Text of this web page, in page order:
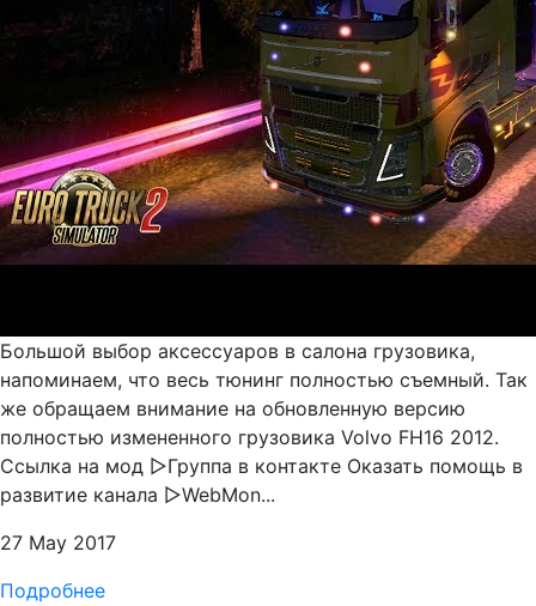
Большой выбор аксессуаров в салона грузовика,
напоминаем, что весь тюнинг полностью съемный. Так
же обращаем внимание на обновленную версию
полностью измененного грузовика Volvo FH16 2012.
Ссылка на мод ▻Группа в контакте Оказать помощь в
развитие канала ▻WebMon...
27 May 2017
Подробнее